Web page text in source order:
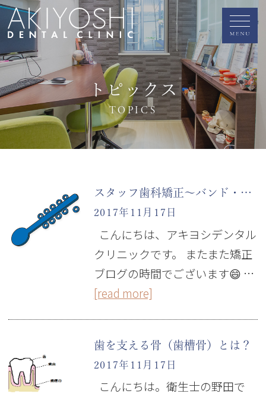
トピックス
TOPICS
スタッフ歯科矯正～バンド・セパレーター～
2017年11月17日
こんにちは、アキヨシデンタル
クリニックです。 またまた矯正
ブログの時間でございます😄 …
[read more]
歯を支える骨（歯槽骨）とは？
2017年11月17日
こんにちは。衛生士の野田で